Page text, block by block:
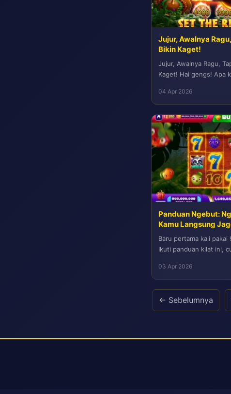
Jujur, Awalnya
Bikin Kaget!
Jujur, Awalnya Ragu,
Kaget! Hai gengs! Apa
04 Apr 2026
Panduan Ngebut:
Kamu Langsung
Baru pertama kali
Ikuti panduan kilat ini,
03 Apr 2026
← Sebelumnya